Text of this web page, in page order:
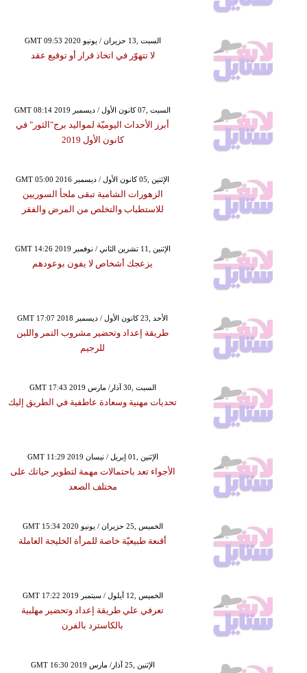
GMT 09:53 2020 السبت ,13 حزيران / يونيو
لا تتهوّر في اتخاذ قرار أو توقيع عقد
GMT 08:14 2019 السبت ,07 كانون الأول / ديسمبر
أبرز الأحداث اليوميّة لمواليد برج"الثور" في
كانون الأول 2019
GMT 05:00 2016 الإثنين ,05 كانون الأول / ديسمبر
الزهورات الشامية تبقى ملجأ السوريين
للاستطباب والتخلص من المرض والفقر
GMT 14:26 2019 الإثنين ,11 تشرين الثاني / نوفمبر
يزعجك أشخاص لا يفون بوعودهم
GMT 17:07 2018 الأحد ,23 كانون الأول / ديسمبر
طريقة إعداد وتحضير مشروب التمر واللبن
للرجيم
GMT 17:43 2019 السبت ,30 آذار/ مارس
تحديات مهنية وسعادة عاطفية في الطريق إليك
GMT 11:29 2019 الإثنين ,01 إبريل / نيسان
الأجواء تعد باحتمالات مهمة لتطوير حياتك على
مختلف الصعد
GMT 15:34 2020 الخميس ,25 حزيران / يونيو
أقنعة طبيعيّة خاصة للمرأة الخليجة العاملة
GMT 17:22 2019 الخميس ,12 أيلول / سبتمبر
تعرفي علي طريقة إعداد وتحضير مهلبية
بالكاسترد بالفرن
GMT 16:30 2019 الإثنين ,25 آذار/ مارس